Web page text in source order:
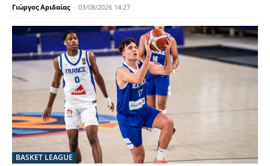
Γιώργος Αριδαίας - 03/08/2026 14:27
BASKET LEAGUE